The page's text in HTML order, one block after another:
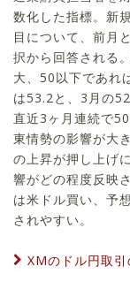
数化した指標。新
目について、前月
択から回答される
大、50以下であれ
は53.2と、3月の
直近3ヶ月連続で
東情勢の影響が大
の上昇が押し上げ
響がどの程度反映
は米ドル買い、予
されやすい。
XMのドル円取